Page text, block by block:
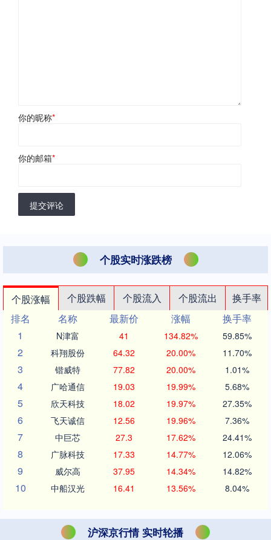
你的昵称*
你的邮箱*
提交评论
个股实时涨跌榜
个股涨幅 个股跌幅 个股流入 个股流出
换手率
排名
名称 最新价 涨幅
换手率
1
N津富 41 134.82% 59.85%
2 科翔股份 64.32 20.00% 11.70%
3 锴威特 77.82 20.00% 1.01%
4 广哈通信 19.03 19.99% 5.68%
5 欣天科技 18.02 19.97% 27.35%
6 飞天诚信 12.56 19.96% 7.36%
7 中巨芯 27.3 17.62% 24.41%
8 广脉科技 17.33 14.77% 12.06%
9 威尔高 37.95 14.34% 14.82%
10 中船汉光 16.41 13.56% 8.04%
沪深京行情 实时轮播